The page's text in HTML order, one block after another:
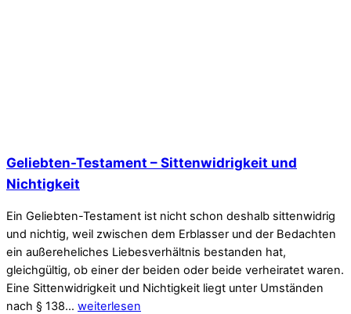
Geliebten-Testament – Sittenwidrigkeit und
Nichtigkeit
Ein Geliebten-Testament ist nicht schon deshalb sittenwidrig
und nichtig, weil zwischen dem Erblasser und der Bedachten
ein außereheliches Liebesverhältnis bestanden hat,
gleichgültig, ob einer der beiden oder beide verheiratet waren.
Eine Sittenwidrigkeit und Nichtigkeit liegt unter Umständen
nach § 138… weiterlesen